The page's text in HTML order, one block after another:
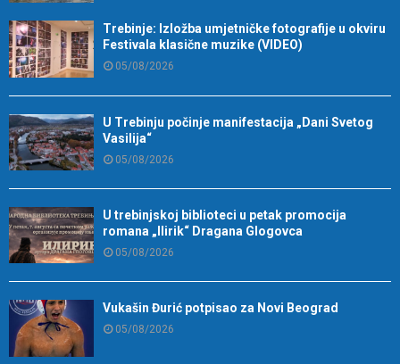
Trebinje: Izložba umjetničke fotografije u okviru
Festivala klasične muzike (VIDEO)
05/08/2026
U Trebinju počinje manifestacija „Dani Svetog
Vasilija“
05/08/2026
U trebinjskoj biblioteci u petak promocija
romana „Ilirik“ Dragana Glogovca
05/08/2026
Vukašin Đurić potpisao za Novi Beograd
05/08/2026